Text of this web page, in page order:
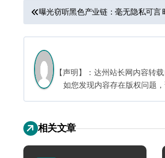
文
章
导
航
曝光窃听黑色产业链：毫无隐私可言
【声明】：达州站长网内容转
如您发现内容存在版权问题
相关文章